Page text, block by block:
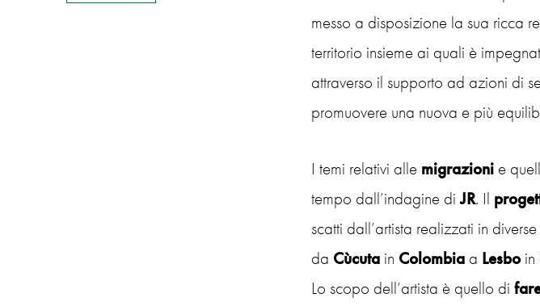
messo a disposizione la sua ricca
territorio insieme ai quali è
attraverso il supporto ad azioni di
promuovere una nuova e più
I temi relativi alle migrazionie
tempo dall’indagine diJR. Il
scatti dall’artista realizzati in
da Cùcutain Colombiaa Lesboin
Lo scopo dell’artista è quello di